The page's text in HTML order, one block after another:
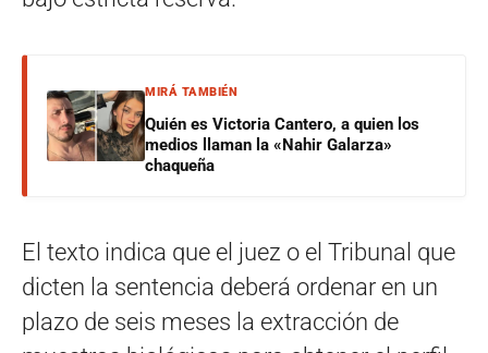
MIRÁ TAMBIÉN
Quién es Victoria Cantero, a quien los
medios llaman la «Nahir Galarza»
chaqueña
El texto indica que el juez o el Tribunal que
dicten la sentencia deberá ordenar en un
plazo de seis meses la extracción de